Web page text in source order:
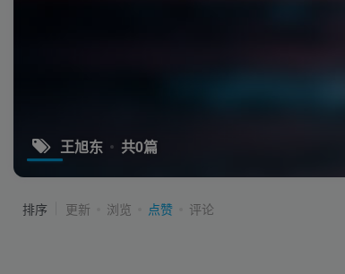
王旭东 共0篇
排序 更新 浏览 点赞 评论